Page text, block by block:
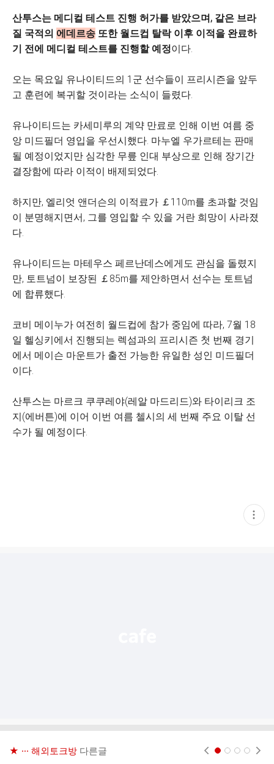
산투스는 메디컬 테스트 진행 허가를 받았으며, 같은 브라
질 국적의 에데르송 또한 월드컵 탈락 이후 이적을 완료하
기 전에 메디컬 테스트를 진행할 예정이다.
오는 목요일 유나이티드의 1군 선수들이 프리시즌을 앞두
고 훈련에 복귀할 것이라는 소식이 들렸다.
유나이티드는 카세미루의 계약 만료로 인해 이번 여름 중
앙 미드필더 영입을 우선시했다. 마누엘 우가르테는 판매
될 예정이었지만 심각한 무릎 인대 부상으로 인해 장기간
결장함에 따라 이적이 배제되었다.
하지만, 엘리엇 앤더슨의 이적료가 ￡110m를 초과할 것임
이 분명해지면서, 그를 영입할 수 있을 거란 희망이 사라졌
다.
유나이티드는 마테우스 페르난데스에게도 관심을 돌렸지
만, 토트넘이 보장된 ￡85m를 제안하면서 선수는 토트넘
에 합류했다.
코비 메이누가 여전히 월드컵에 참가 중임에 따라, 7월 18
일 헬싱키에서 진행되는 렉섬과의 프리시즌 첫 번째 경기
에서 메이슨 마운트가 출전 가능한 유일한 성인 미드필더
이다.
산투스는 마르크 쿠쿠레야(레알 마드리드)와 타이리크 조
지(에버튼)에 이어 이번 여름 첼시의 세 번째 주요 이탈 선
수가 될 예정이다.
현
재
★ ··· 해외토크방 다른글